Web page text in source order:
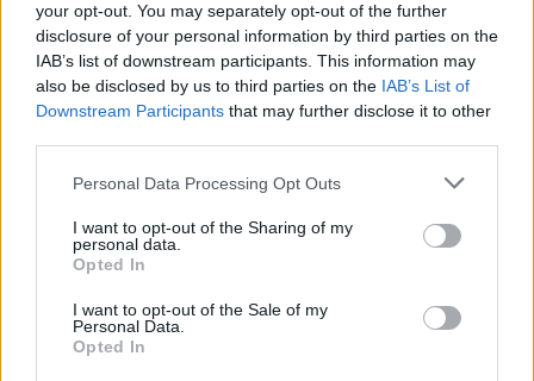
your opt-out. You may separately opt-out of the further
disclosure of your personal information by third parties on the
IAB’s list of downstream participants. This information may
also be disclosed by us to third parties on the IAB’s List of
Downstream Participants that may further disclose it to other
Personal Data Processing Opt Outs
I want to opt-out of the Sharing of my
personal data.
Opted In
I want to opt-out of the Sale of my
Personal Data.
Opted In
Pracovní nabídky
Bosch Powertrain s.r.o. Jihlava • CNC operátor• mzda
Kč • náborový bonus 50.000 Kč • příspěvek na ubytování (Jihlava,
Jihlava)
týdenní zálohy na mzdu 2.000 Kč (Jihlava, okres Jihlava)
06.08.2026 -Bosch Powertrain s.r.o. Jihlava • práce ve skladu • mzda
48.400 Kč • náborový bonus 50.000 Kč • ubytování (Jihlava, okres
příspěvek na ubytování (Jihlava, okres Jihlava)
06.08.2026 -
náborový bonus 100.000 Kč • ubytování (Jihlava, okres Jihlava)